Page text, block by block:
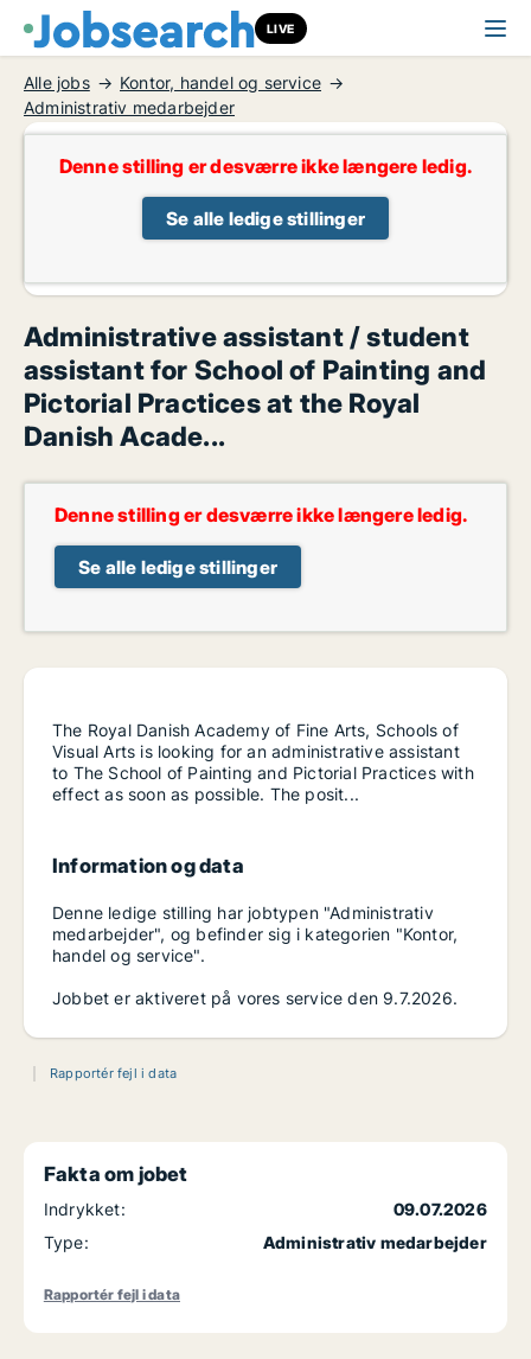
LIVE
Alle jobs
Kontor, handel og service
Administrativ medarbejder
Denne stilling er desværre ikke længere ledig.
Se alle ledige stillinger
Administrative assistant / student
assistant for School of Painting and
Pictorial Practices at the Royal
Danish Acade...
Denne stilling er desværre ikke længere ledig.
Se alle ledige stillinger
The Royal Danish Academy of Fine Arts, Schools of
Visual Arts is looking for an administrative assistant
to The School of Painting and Pictorial Practices with
effect as soon as possible. The posit...
Information og data
Denne ledige stilling har jobtypen "Administrativ
medarbejder", og befinder sig i kategorien "Kontor,
handel og service".
Jobbet er aktiveret på vores service den 9.7.2026.
Rapportér fejl i data
Fakta om jobet
Indrykket:
09.07.2026
Type:
Administrativ medarbejder
Rapportér fejl i data